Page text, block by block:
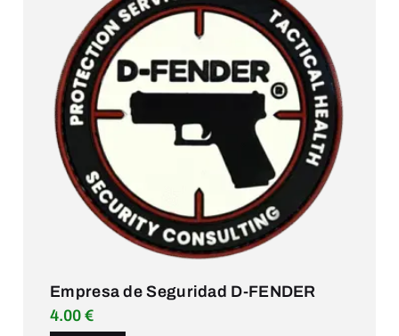
Empresa de Seguridad D-FENDER
4.00 €